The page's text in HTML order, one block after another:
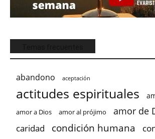
abandono aceptación
actitudes espirituales
amor a Dios amor al prójimo amor de
caridad condición humana